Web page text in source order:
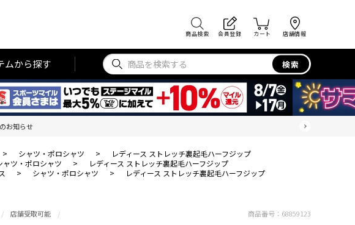
商品検索 会員登録 カート 店舗情報
ムから探す 検索
お知らせ
> シャツ・ポロシャツ >
レディース ストレッチ裏起毛ハーフジップ
ャツ・ポロシャツ >
レディース ストレッチ裏起毛ハーフジップ
> シャツ・ポロシャツ > レディース ストレッチ裏起毛ハーフジップ
店舗受取可能 商品番号： 68859123